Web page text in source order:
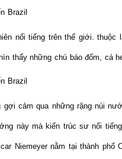
nổi tiếng trên thế giới.
thấy những chú báo đốm, cá
cảm qua những rặng núi
này mà kiến trúc sư nổi
Niemeyer nằm tại thành